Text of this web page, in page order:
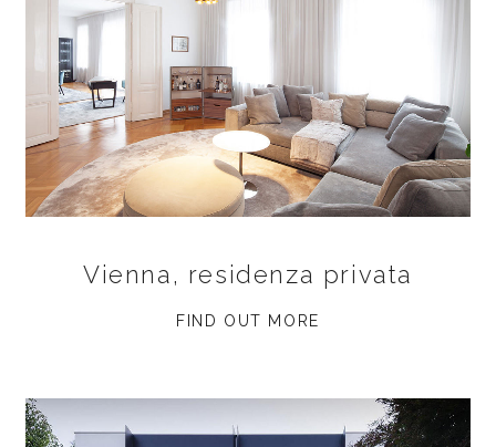
Vienna, residenza privata
FIND OUT MORE